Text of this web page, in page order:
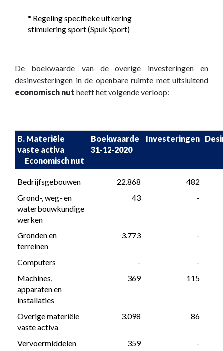
* Regeling specifieke uitkering
stimulering sport (Spuk Sport)
De boekwaarde van de overige investeringen en
desinvesteringen in de openbare ruimte met uitsluitend
economisch nut heeft het volgende verloop:
B. Materiële
vaste activa
     Economisch nut
Boekwaarde
31-12-2020
Investeringen
Bedrijfsgebouwen 22.868
482
Grond-, weg- en
waterbouwkundige
werken
43 -
Gronden en
terreinen
3.773 -
Computers -
-
Machines,
apparaten en
installaties
369 115
Overige materiële
vaste activa
3.098 86
Vervoermiddelen 359
-